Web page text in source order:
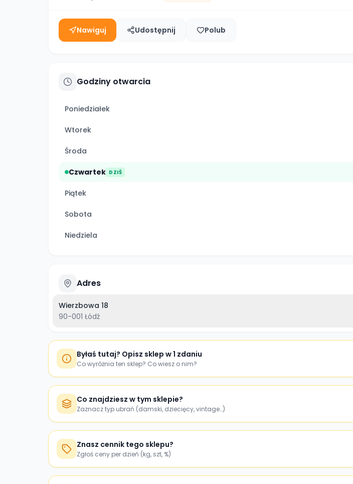
Nawiguj Udostępnij Polub
Godziny otwarcia
Poniedziałek
Wtorek
Środa
Czwartek DZIŚ
Piątek
Sobota
Niedziela
Adres
Wierzbowa 18
90-001 Łódź
Byłaś tutaj? Opisz sklep w 1 zdaniu
Co wyróżnia ten sklep? Co wiesz o nim?
Co znajdziesz w tym sklepie?
Zaznacz typ ubrań (damski, dziecięcy, vintage…)
Znasz cennik tego sklepu?
Zgłoś ceny per dzień (kg, szt, %)